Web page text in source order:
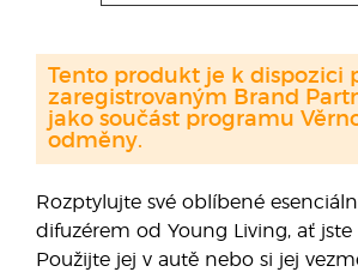
Rozptylujte své oblíbené
difuzérem od Young Living, ať jste
Použijte jej v autě nebo si jej
Tento produkt je k dispozici
zaregistrovaným Brand
jako součást programu
odměny.